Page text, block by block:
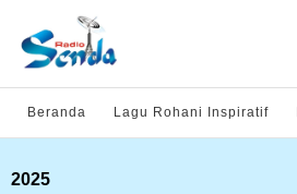
Beranda Lagu Rohani Inspiratif
2025